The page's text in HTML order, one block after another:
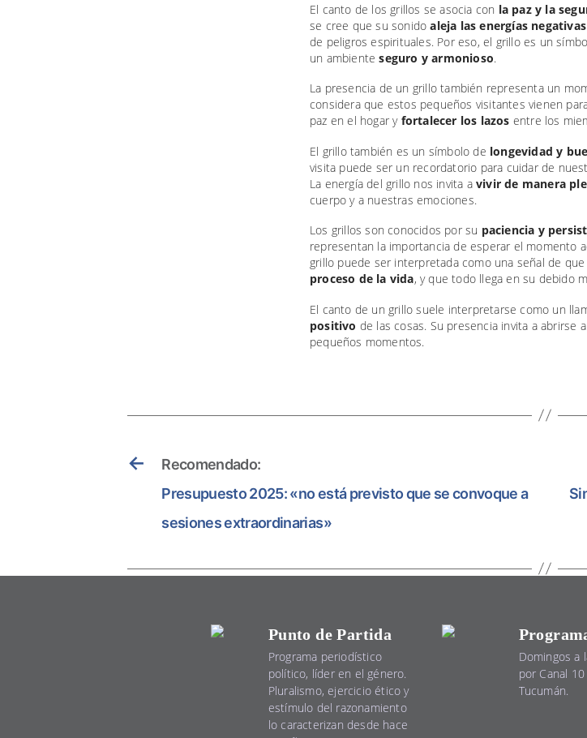
El canto de los grillos se asocia con la paz y la
se cree que su sonidoaleja las energías negativas
de peligros espirituales. Por eso, el grillo es un
un ambienteseguro y armonioso.
La presencia de un grillo también representa un
considera que estos pequeños visitantes vienen
paz en el hogar yfortalecer los lazos entre los
El grillo también es un símbolo de longevidad y
visita puede ser un recordatorio para cuidar de
La energía del grillo nos invita a vivir de manera
cuerpo y a nuestras emociones.
Los grillos son conocidos por su paciencia y
representan la importancia de esperar el momento
grillo puede ser interpretada como una señal de
proceso de la vida, y que todo llega en su debido
El canto de un grillo suele interpretarse como un
positivo de las cosas. Su presencia invita a abrirse
pequeños momentos.
←
Recomendado:
Presupuesto 2025: «no está previsto que se convoque a
sesiones extraordinarias»
Punto de Partida
Programa periodístico
político, líder en el género.
Pluralismo, ejercicio ético y
estímulo del razonamiento
lo caracterizan desde hace
Domingos a
por Canal 10
Tucumán.